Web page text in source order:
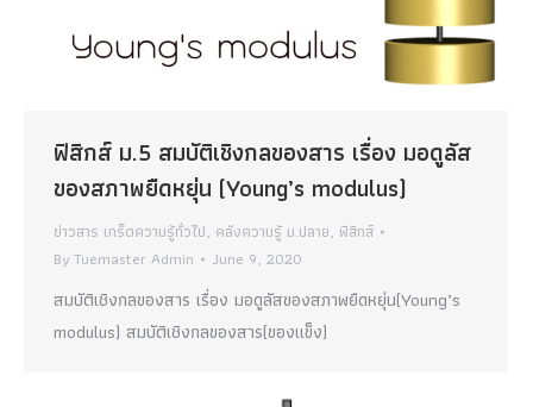
ฟิสิกส์ ม.5 สมบัติเชิงกลของสาร เรื่อง มอดูลัส
ของสภาพยืดหยุ่น (Young’s modulus)
ข่าวสาร เกร็ดความรู้ทั่วไป, คลังความรู้ ม.ปลาย, ฟิสิกส์
ByTuemaster Admin June 9, 2020
สมบัติเชิงกลของสาร เรื่อง มอดูลัสของสภาพยืดหยุ่น(Young’s
modulus) สมบัติเชิงกลของสาร(ของแข็ง)